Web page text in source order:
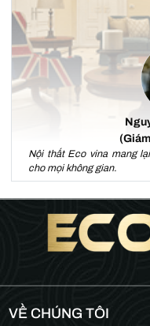
Nội thất Eco vina mang
cho mọi không gian.
VỀ CHÚNG TÔI